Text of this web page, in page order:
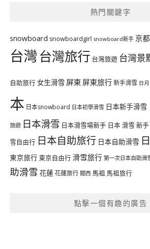
熱門關鍵字
snowboard snowboardgirl snowboard新手 京都
台灣台灣旅行 台灣旅遊 台灣景
自助旅行 女生滑雪 屏東 屏東旅行新手滑雪 日
本 日本snowboard 日本初學滑雪 日本新手滑雪
旅遊 日本滑雪 日本滑雪場新手 日本 滑雪 新手
雪自由行 日本自助旅行 日本自助滑雪
東京旅行 東京自由行 滑雪旅行 第一次日本自助滑
助滑雪 花蓮花蓮旅行 關西 馬祖 馬祖旅行
點擊一個有趣的廣告